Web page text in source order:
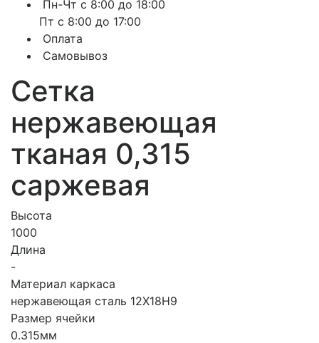
Пн-Чт с 8:00 до 18:00
Пт с 8:00 до 17:00
Оплата
Самовывоз
Сетка
нержавеющая
тканая 0,315
саржевая
Высота
1000
Длина
-
Материал каркаса
нержавеющая сталь 12Х18Н9
Размер ячейки
0.315мм